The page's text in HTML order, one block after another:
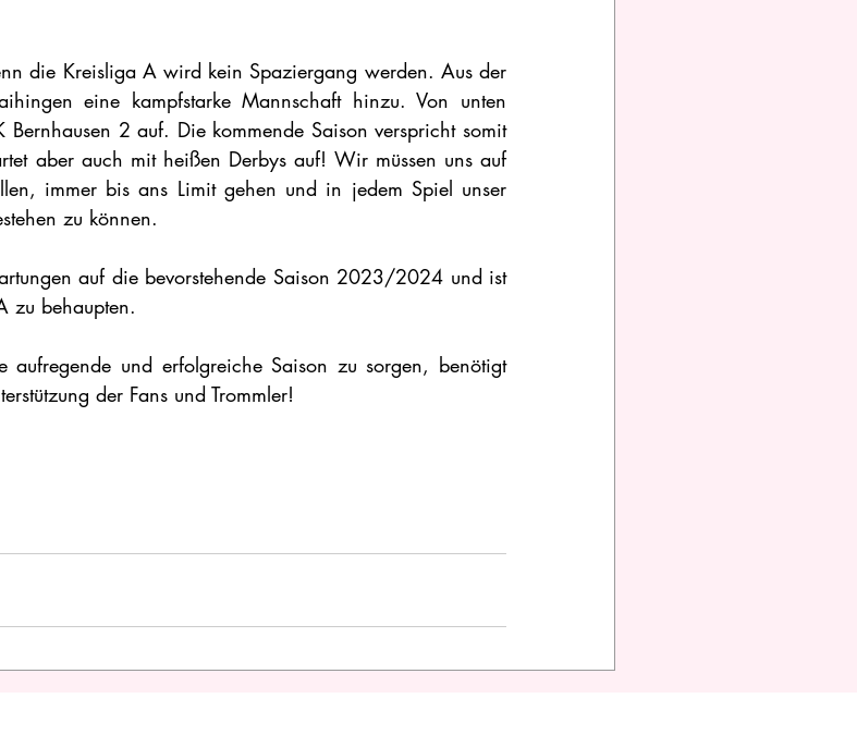
die Kreisliga A wird kein Spaziergang werden. Aus der
eine kampfstarke Mannschaft hinzu. Von unten
2 auf. Die kommende Saison verspricht somit
aber auch mit heißen Derbys auf! Wir müssen uns auf
immer bis ans Limit gehen und in jedem Spiel unser
zu können.
auf die bevorstehende Saison 2023/2024 und ist
zu behaupten.
und erfolgreiche Saison zu sorgen, benötigt
der Fans und Trommler!